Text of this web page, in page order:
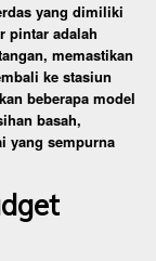
yang dimiliki
pintar adalah
memastikan
ke stasiun
beberapa model
basah,
yang sempurna